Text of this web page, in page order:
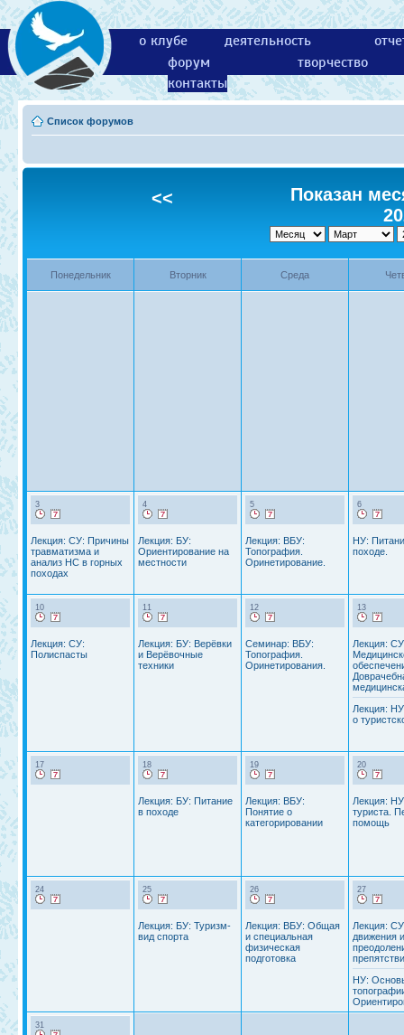
о клубе деятельность
форум
творчество
контакты
Список форумов
<<
Показан
Понедельник Вторник Среда
3
Лекция: СУ: Причины
травматизма и
анализ НС в горных
походах
4
Лекция: БУ:
Ориентирование на
местности
5
Лекция: ВБУ:
Топография.
Оринетирование.
6
НУ:
походе.
10
Лекция: СУ:
Полиспасты
11
Лекция: БУ: Верёвки
и Верёвочные
техники
12
Семинар: ВБУ:
Топография.
Оринетирования.
13
Лекция:
Лекция:
о
17 18
Лекция: БУ: Питание
в походе
19
Лекция: ВБУ:
Понятие о
категорировании
20
Лекция:
туриста.
помощь
24 25
Лекция: БУ: Туризм-
вид спорта
26
Лекция: ВБУ: Общая
и специальная
физическая
подготовка
27
Лекция:
движения и
НУ:
31